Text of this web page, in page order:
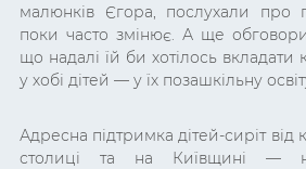
малюнків Єгора, послухали про
поки часто змінює. А ще
що надалі їй би хотілось вкладати
у хобі дітей — у їх позашкільну
Адресна підтримка дітей-сиріт від
столиці та на Київщині —